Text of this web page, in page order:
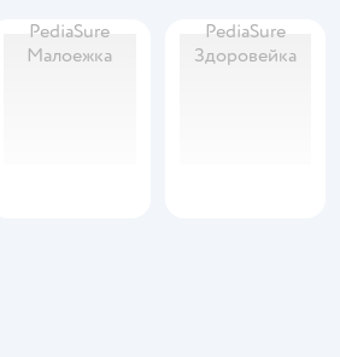
PediaSure
Малоежка
PediaSure
Здоровейка